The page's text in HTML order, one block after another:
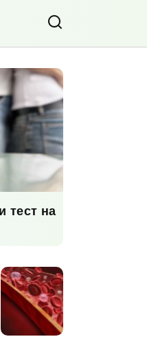
тест на